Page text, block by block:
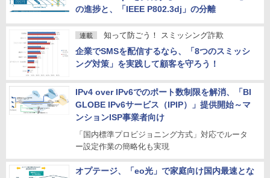
の進捗と、「IEEE P802.3dj」の分離
連載 知って防ごう！ スミッシング詐欺
企業でSMSを配信するなら、「8つのスミッシ
ング対策」を実践して顧客を守ろう！
IPv4 over IPv6でのポート数制限を解消、「BI
GLOBE IPv6サービス（IPIP）」提供開始～マ
ンションISP事業者向け
「国内標準プロビジョニング方式」対応でルータ
ー設定作業の簡略化も実現
オプテージ、「eo光」で家庭向け国内最速とな